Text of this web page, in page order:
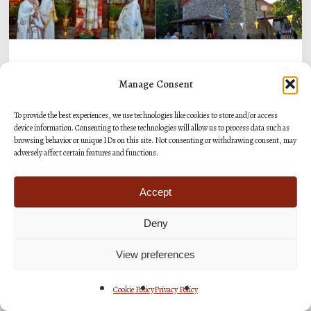
Manage Consent
To provide the best experiences, we use technologies like cookies to store and/or access
device information. Consenting to these technologies will allow us to process data such as
browsing behavior or unique IDs on this site. Not consenting or withdrawing consent, may
adversely affect certain features and functions.
Accept
Deny
View preferences
Cookie PolicyPrivacy Policy
σε
Μεταμόρφωση
Μολάων
Ανθοχώρι
Η εορτή της Μεταμορφώσεως του Σωτήρος
σε Μεταμόρφωση Μολάων και Ανθοχώρι